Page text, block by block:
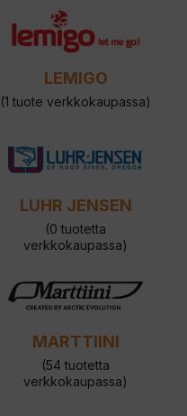
LEMIGO
(1 tuote verkkokaupassa)
LUHR JENSEN
(0 tuotetta
verkkokaupassa)
MARTTIINI
(54 tuotetta
verkkokaupassa)